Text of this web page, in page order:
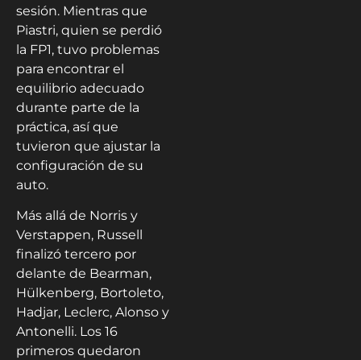
sesión. Mientras que
Piastri, quien se perdió
la FP1, tuvo problemas
para encontrar el
equilibrio adecuado
durante parte de la
práctica, así que
tuvieron que ajustar la
configuración de su
auto.
Más allá de Norris y
Verstappen, Russell
finalizó tercero por
delante de Bearman,
Hülkenberg, Bortoleto,
Hadjar, Leclerc, Alonso y
Antonelli. Los 16
primeros quedaron